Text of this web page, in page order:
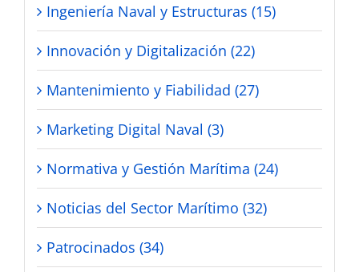
Ingeniería Naval y Estructuras (15)
Innovación y Digitalización (22)
Mantenimiento y Fiabilidad (27)
Marketing Digital Naval (3)
Normativa y Gestión Marítima (24)
Noticias del Sector Marítimo (32)
Patrocinados (34)